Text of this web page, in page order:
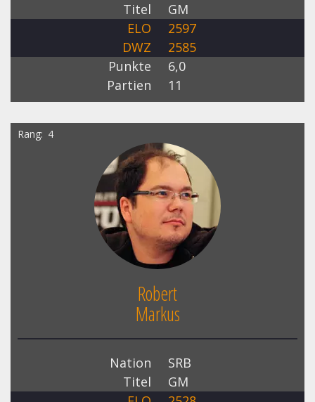
Titel
GM
ELO
2597
DWZ
2585
Punkte
6,0
Partien
11
Rang 4
Robert
Markus
Nation
SRB
Titel
GM